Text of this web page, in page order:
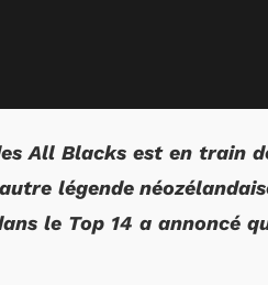
All Blacks est en train
légende
le Top 14 a annoncé